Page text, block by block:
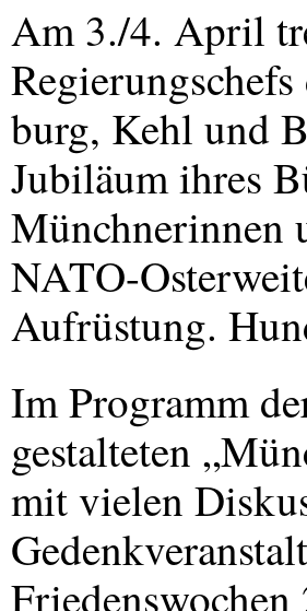
Am 3./4. April
Regierungschefs
burg, Kehl und
Jubiläum ihres
Münchnerinnen
NATO-
Aufrüstung.
Im Programm
gestalteten
mit vielen